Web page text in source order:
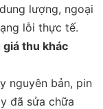
lượng, ngoại
lỗi thực tế.
giá thu khác
nguyên bản, pin
đã sửa chữa